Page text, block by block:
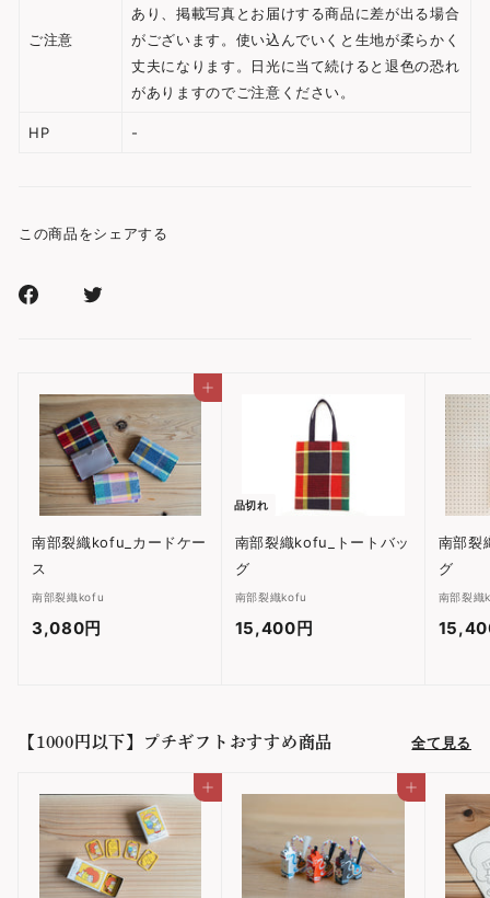
ご注意
あり、掲載写真とお届けする商品に差が出る場合
がございます。使い込んでいくと生地が柔らかく
丈夫になります。日光に当て続けると退色の恐れ
がありますのでご注意ください。
HP -
この商品をシェアする
Facebook
ア
す
る
ア
す
る
カートに入れる
南部裂織kofu_カードケー
ス
南部裂織kofu
3,080円
0
品切れ
南部裂織kofu_トートバッ
グ
南部裂織kofu
15,400円
0
南部裂
グ
南部裂織
【1000円以下】プチギフトおすすめ商品 全て見る
カートに入れる カートに入れる